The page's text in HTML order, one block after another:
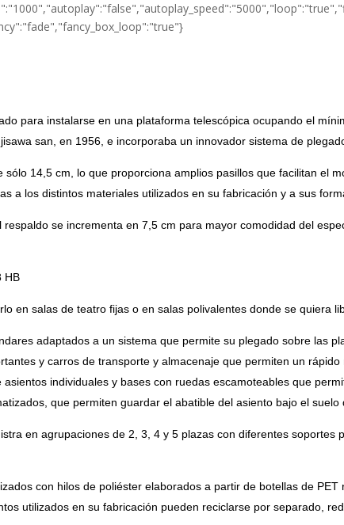
para instalarse en una plataforma telescópica ocupando el
san, en 1956, e incorporaba un innovador sistema de
14,5 cm, lo que proporciona amplios pasillos que facilitan el
a los distintos materiales utilizados en su fabricación y a sus
respaldo se incrementa en 7,5 cm para mayor comodidad del
HB
en salas de teatro fijas o en salas polivalentes donde se quiera
adaptados a un sistema que permite su plegado sobre las
y carros de transporte y almacenaje que permiten un
individuales y bases con ruedas escamoteables que
que permiten guardar el abatible del asiento bajo el suelo
en agrupaciones de 2, 3, 4 y 5 plazas con diferentes soportes
con hilos de poliéster elaborados a partir de botellas de
utilizados en su fabricación pueden reciclarse por separado,